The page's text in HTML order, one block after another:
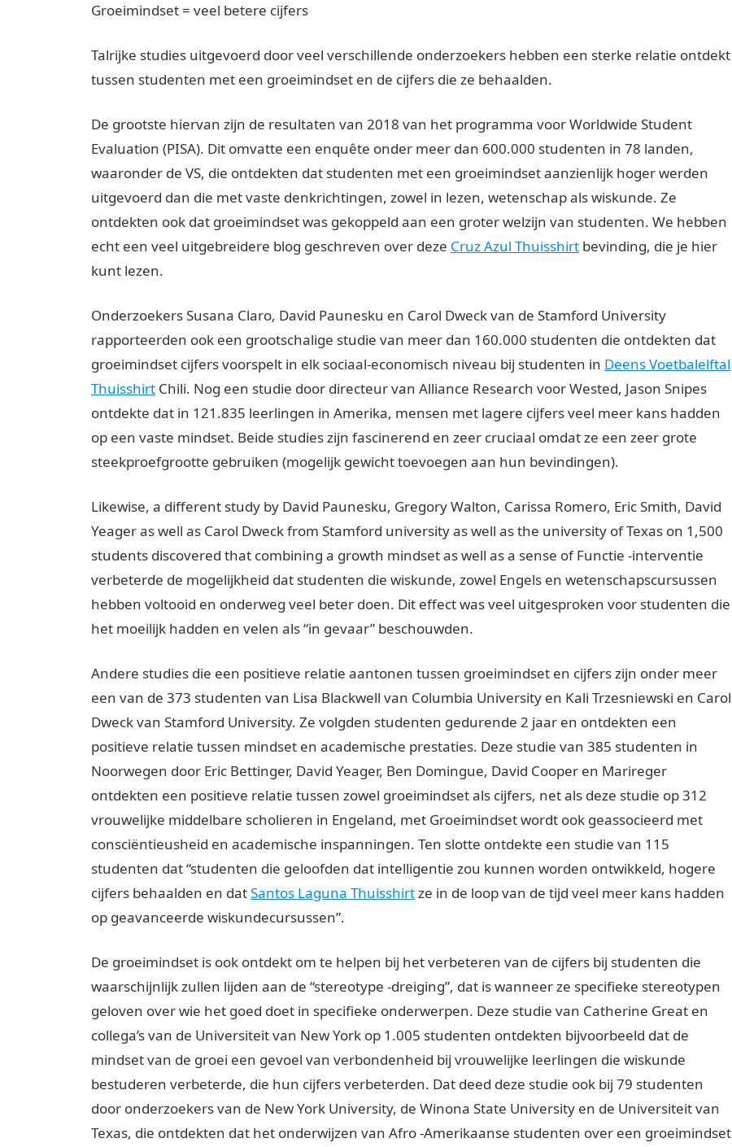
Groeimindset = veel betere cijfers
Talrijke studies uitgevoerd door veel verschillende onderzoekers hebben een sterke relatie ontdekt
tussen studenten met een groeimindset en de cijfers die ze behaalden.
De grootste hiervan zijn de resultaten van 2018 van het programma voor Worldwide Student
Evaluation (PISA). Dit omvatte een enquête onder meer dan 600.000 studenten in 78 landen,
waaronder de VS, die ontdekten dat studenten met een groeimindset aanzienlijk hoger werden
uitgevoerd dan die met vaste denkrichtingen, zowel in lezen, wetenschap als wiskunde. Ze
ontdekten ook dat groeimindset was gekoppeld aan een groter welzijn van studenten. We hebben
echt een veel uitgebreidere blog geschreven over deze Cruz Azul Thuisshirt bevinding, die je hier
kunt lezen.
Onderzoekers Susana Claro, David Paunesku en Carol Dweck van de Stamford University
rapporteerden ook een grootschalige studie van meer dan 160.000 studenten die ontdekten dat
groeimindset cijfers voorspelt in elk sociaal-economisch niveau bij studenten in Deens Voetbalelftal
Thuisshirt Chili. Nog een studie door directeur van Alliance Research voor Wested, Jason Snipes
ontdekte dat in 121.835 leerlingen in Amerika, mensen met lagere cijfers veel meer kans hadden
op een vaste mindset. Beide studies zijn fascinerend en zeer cruciaal omdat ze een zeer grote
steekproefgrootte gebruiken (mogelijk gewicht toevoegen aan hun bevindingen).
Likewise, a different study by David Paunesku, Gregory Walton, Carissa Romero, Eric Smith, David
Yeager as well as Carol Dweck from Stamford university as well as the university of Texas on 1,500
students discovered that combining a growth mindset as well as a sense of Functie -interventie
verbeterde de mogelijkheid dat studenten die wiskunde, zowel Engels en wetenschapscursussen
hebben voltooid en onderweg veel beter doen. Dit effect was veel uitgesproken voor studenten die
het moeilijk hadden en velen als “in gevaar” beschouwden.
Andere studies die een positieve relatie aantonen tussen groeimindset en cijfers zijn onder meer
een van de 373 studenten van Lisa Blackwell van Columbia University en Kali Trzesniewski en Carol
Dweck van Stamford University. Ze volgden studenten gedurende 2 jaar en ontdekten een
positieve relatie tussen mindset en academische prestaties. Deze studie van 385 studenten in
Noorwegen door Eric Bettinger, David Yeager, Ben Domingue, David Cooper en Marireger
ontdekten een positieve relatie tussen zowel groeimindset als cijfers, net als deze studie op 312
vrouwelijke middelbare scholieren in Engeland, met Groeimindset wordt ook geassocieerd met
consciëntieusheid en academische inspanningen. Ten slotte ontdekte een studie van 115
studenten dat “studenten die geloofden dat intelligentie zou kunnen worden ontwikkeld, hogere
cijfers behaalden en datSantos Laguna Thuisshirtze in de loop van de tijd veel meer kans hadden
op geavanceerde wiskundecursussen”.
De groeimindset is ook ontdekt om te helpen bij het verbeteren van de cijfers bij studenten die
waarschijnlijk zullen lijden aan de “stereotype -dreiging”, dat is wanneer ze specifieke stereotypen
geloven over wie het goed doet in specifieke onderwerpen. Deze studie van Catherine Great en
collega’s van de Universiteit van New York op 1.005 studenten ontdekten bijvoorbeeld dat de
mindset van de groei een gevoel van verbondenheid bij vrouwelijke leerlingen die wiskunde
bestuderen verbeterde, die hun cijfers verbeterden. Dat deed deze studie ook bij 79 studenten
door onderzoekers van de New York University, de Winona State University en de Universiteit van
Texas, die ontdekten dat het onderwijzen van Afro -Amerikaanse studenten over een groeimindset